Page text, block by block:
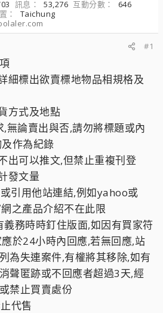
訊息 53,276 互動分數
646
Taichung
#1
細標出欲賣標地物品相規格及
方式及地點
無論賣出與否,請勿將標題或內
作為紀錄
出可以推文,但禁止重複刊登
發文量
引用他站連結,例如yahoo或
之產品介紹不在此限
義務時時釘住版面,如因有買家符
於24小時內回應,若無回應,站
為失連案件,有權將其移除,如有
聲匿跡或不回應者超過3天,經
禁止買賣處份
代售